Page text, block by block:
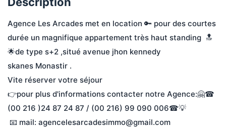
Agence Les Arcades met en location 🔑 pour des courtes
durée un magnifique appartement très haut standing  🔝
🌟de type s+2 ,situé avenue jhon kennedy
skanes Monastir .
Vite réserver votre séjour
👉pour plus d'informations contacter notre Agence:🤗☎
(00 216 )24 87 24 87 / (00 216) 99 090 006☎💡
📧 mail: agencelesarcadesimmo@gmail.com